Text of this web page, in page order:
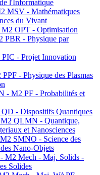
l'Informatique
MSV - Mathématiques
du Vivant
OPT - Optimisation
PBR - Physique par
- Projet Innovation
- Physique des Plasmas
- M2 PF - Probabilités et
- Dispositifs Quantiques
QLMN - Quantique,
et Nanosciences
SMNO - Science des
Nano-Objets
M2 Mech - Maj. Solids -
Solides